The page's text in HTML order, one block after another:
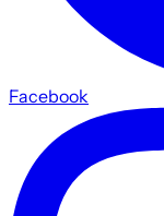
Facebook